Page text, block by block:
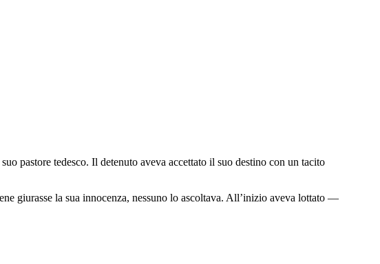
pastore tedesco. Il detenuto aveva accettato il suo destino con un tacito
giurasse la sua innocenza, nessuno lo ascoltava. All’inizio aveva lottato —